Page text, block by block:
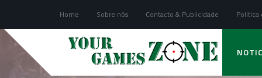
Home Sobre nós Contacto & Publicidade Politica